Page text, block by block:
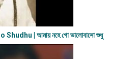
| আমায় নহে গো ভালোবাসো শুধু